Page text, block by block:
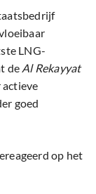
LNG-
de Al Rekayyat
actieve
goed
op het